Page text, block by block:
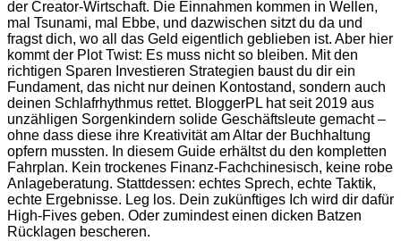
der Creator-Wirtschaft. Die Einnahmen kommen in Wellen,
mal Tsunami, mal Ebbe, und dazwischen sitzt du da und
fragst dich, wo all das Geld eigentlich geblieben ist. Aber hier
kommt der Plot Twist: Es muss nicht so bleiben. Mit den
richtigen Sparen Investieren Strategien baust du dir ein
Fundament, das nicht nur deinen Kontostand, sondern auch
deinen Schlafrhythmus rettet. BloggerPL hat seit 2019 aus
unzähligen Sorgenkindern solide Geschäftsleute gemacht –
ohne dass diese ihre Kreativität am Altar der Buchhaltung
opfern mussten. In diesem Guide erhältst du den kompletten
Fahrplan. Kein trockenes Finanz-Fachchinesisch, keine robe
Anlageberatung. Stattdessen: echtes Sprech, echte Taktik,
echte Ergebnisse. Leg los. Dein zukünftiges Ich wird dir dafür
High-Fives geben. Oder zumindest einen dicken Batzen
Rücklagen bescheren.